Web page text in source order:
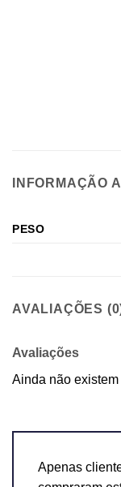
INFORMAÇÃO
PESO
AVALIAÇÕES
Avaliações
Ainda não
Apenas